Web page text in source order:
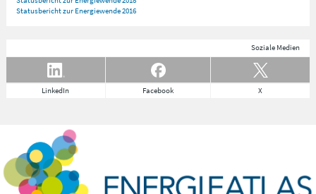
Statusbericht zur Energiewende 2016
Soziale Medien
LinkedIn Facebook X